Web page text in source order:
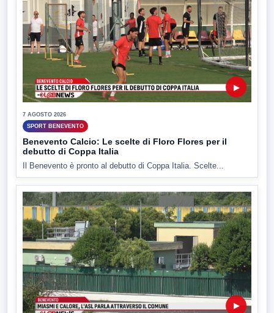
▶
7 AGOSTO 2026
SPORT BENEVENTO
Benevento Calcio: Le scelte di Floro Flores per il
debutto di Coppa Italia
Il Benevento è pronto al debutto di Coppa Italia. Scelte...
▶